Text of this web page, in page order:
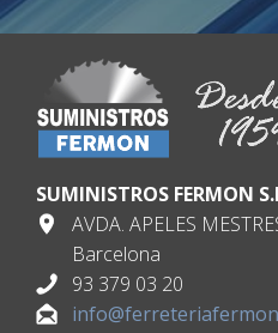
SUMINISTROS FERMON
AVDA. APELES
Barcelona
93 379 03 20